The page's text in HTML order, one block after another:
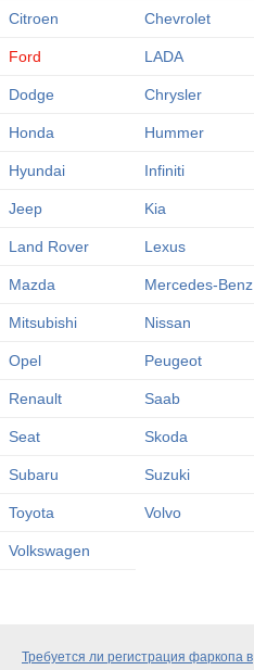
Citroen Chevrolet
Ford LADA
Dodge Chrysler
Honda Hummer
Hyundai Infiniti
Jeep Kia
Land Rover Lexus
Mazda Mercedes-Benz
Mitsubishi Nissan
Opel Peugeot
Renault Saab
Seat Skoda
Subaru Suzuki
Toyota Volvo
Volkswagen
Требуется ли регистрация фаркопа в